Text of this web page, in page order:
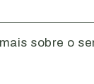
sobre o